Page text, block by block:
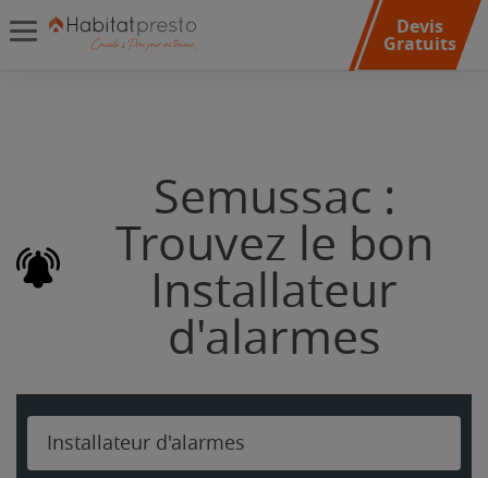
Devis
Gratuits
Semussac :
Trouvez le bon
Installateur
d'alarmes
Installateur d'alarmes